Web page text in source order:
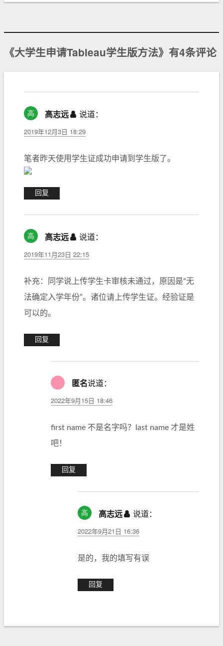
《大学生申请Tableau学生版方法》有4条评论
高志远 说道：
2019年12月3日 18:29
笔者昨天使用学生证成功申请到学生版了。
回复
高志远 说道：
2019年11月23日 22:15
补充：同学说上传学生卡审核未通过，原因是“无
法确定入学年份”。诸位请上传学生证。经验证是
可以的。
回复
匿名说道：
2022年9月15日 18:46
first name 不是名字吗？last name 才是姓
吧！
回复
高志远 说道：
2022年9月21日 16:36
是的，我的填写有误
回复